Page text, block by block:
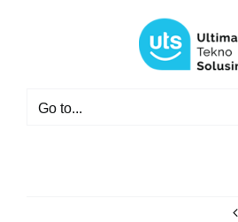
Go to...